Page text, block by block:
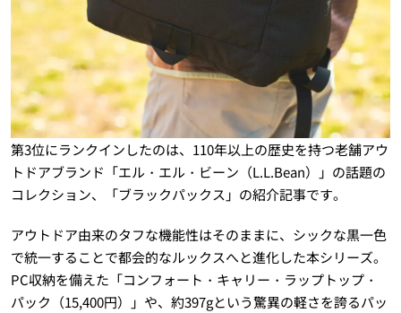
第3位にランクインしたのは、110年以上の歴史を持つ老舗アウ
トドアブランド「エル・エル・ビーン（L.L.Bean）」の話題の
コレクション、「ブラックパックス」の紹介記事です。
アウトドア由来のタフな機能性はそのままに、シックな黒一色
で統一することで都会的なルックスへと進化した本シリーズ。
PC収納を備えた「コンフォート・キャリー・ラップトップ・
パック（15,400円）」や、約397gという驚異の軽さを誇るパッ